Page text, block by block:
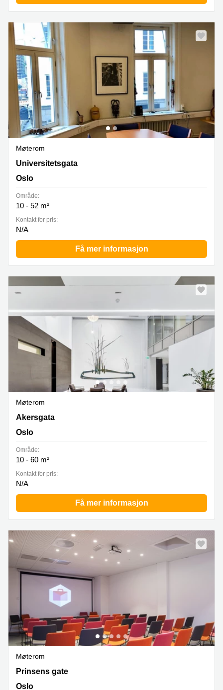
Møterom
Universitetsgaten 12, Oslo
Universitetsgata
Oslo
Område:
10 - 52 m²
Kontakt for pris:
N/A
Få mer informasjon
Møterom
Akersgata 51, Oslo
Akersgata
Oslo
Område:
10 - 60 m²
Kontakt for pris:
N/A
Få mer informasjon
Møterom
Prinsens gate 6, Oslo
Prinsens gate
Oslo